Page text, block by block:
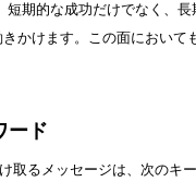
短期的な成功だけでなく、
かけます。この面において
ード
取るメッセージは、次のキ